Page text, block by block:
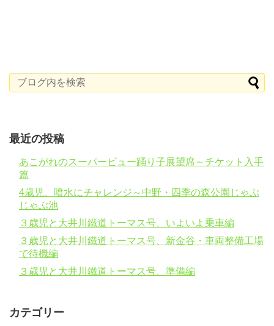
最近の投稿
あこがれのスーパービュー踊り子展望席～チケット入手
篇
4歳児、噴水にチャレンジ～中野・四季の森公園じゃぶ
じゃぶ池
３歳児と大井川鐵道トーマス号、いよいよ乗車編
３歳児と大井川鐵道トーマス号、新金谷・車両整備工場
で待機編
３歳児と大井川鐵道トーマス号、準備編
カテゴリー